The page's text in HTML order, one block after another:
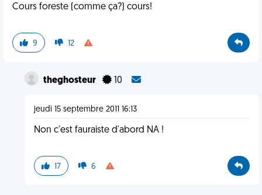
Cours foreste (comme ça?) cours!
9 12
theghosteur 10
jeudi 15 septembre 2011 16:13
Non c'est fauraiste d'abord NA !
17 6